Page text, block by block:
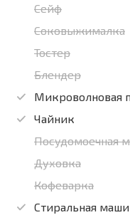
Сейф
Соковыжималка
Тостер
Блендер
Микроволновая
Чайник
Посудомоечная
Духовка
Кофеварка
Стиральная